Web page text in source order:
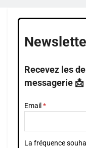
Recevez les
messagerie 📩
Email
La fréquence